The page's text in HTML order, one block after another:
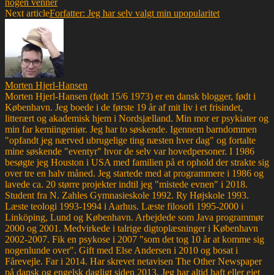
Next articleForfatter: Jeg har selv valgt min upopularitet
Morten Hjerl-Hansen
Morten Hjerl-Hansen (født 15/6 1973) er en dansk blogger, født i
København. Jeg boede i de første 19 år af mit liv i et frisindet,
litterært og akademisk hjem i Nordsjælland. Min mor er psykiater og
min far kemiingeniør. Jeg har to søskende. Igennem barndommen
"opfandt jeg nærved ubrugelige ting næsten hver dag" og fortalte
mine søskende "eventyr" hvor de selv var hovedpersoner. I 1986
besøgte jeg Houston i USA med familien på et ophold der strakte sig
over tre en halv måned. Jeg startede med at programmere i 1986 og
lavede ca. 20 større projekter indtil jeg "mistede evnen" i 2018.
Student fra N. Zahles Gymnasieskole 1992. Ry Højskole 1993.
Læste teologi 1993-1994 i Aarhus. Læste filosofi 1995-2000 i
Linköping, Lund og København. Arbejdede som Java programmør
2000 og 2001. Medvirkede i talrige digtoplæsninger i København
2002-2007. Fik en psykose i 2007 "som det tog 10 år at komme sig
nogenlunde over". Gift med Else Andersen i 2010 og bosat i
Fårevejle. Far i 2014. Har skrevet netavisen The Other Newspaper
på dansk og engelsk dagligt siden 2013. Jeg har altid haft eller ejet